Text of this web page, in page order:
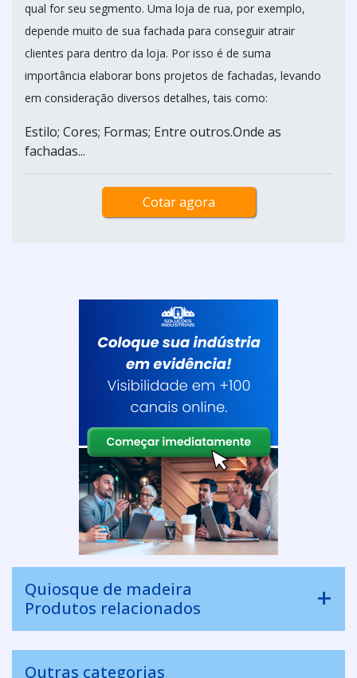
qual for seu segmento. Uma loja de rua, por exemplo,
depende muito de sua fachada para conseguir atrair
clientes para dentro da loja. Por isso é de suma
importância elaborar bons projetos de fachadas, levando
em consideração diversos detalhes, tais como:
Estilo; Cores; Formas; Entre outros.Onde as
fachadas...
Cotar agora
Quiosque de madeira
Produtos relacionados
Outras categorias